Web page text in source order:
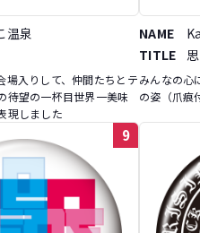
温泉
場入りして、仲間たちとテ
待望の一杯目世界一美味
現しました
NAME
TITLE
みんなの心
の姿（爪痕
9